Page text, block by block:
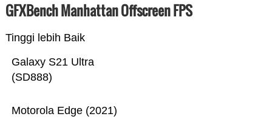
GFXBench Manhattan Offscreen FPS
Tinggi lebih Baik
Motorola Edge (2021)
Galaxy S21 Ultra
(SD888)